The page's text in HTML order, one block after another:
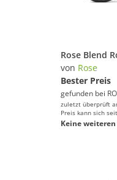
Rose Blend
von Rose
Bester Preis
gefunden bei
zuletzt überprüft
Preis kann sich
Keine